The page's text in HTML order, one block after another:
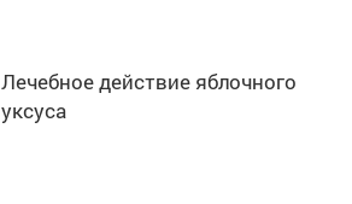
Лечебное действие яблочного
уксуса